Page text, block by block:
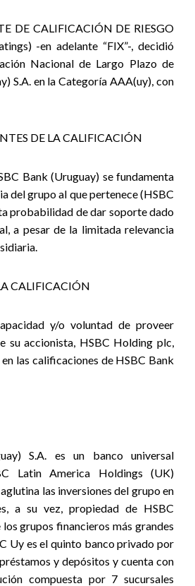
DE CALIFICACIÓN DE RIESGO
-en adelante “FIX”-, decidió
Nacional de Largo Plazo de
S.A. en la Categoría AAA(uy), con
DE LA CALIFICACIÓN
Bank (Uruguay) se fundamenta
del grupo al que pertenece (HSBC
probabilidad de dar soporte dado
a pesar de la limitada relevancia
CALIFICACIÓN
y/o voluntad de proveer
su accionista, HSBC Holding plc,
las calificaciones de HSBC Bank
S.A. es un banco universal
Latin America Holdings (UK)
las inversiones del grupo en
a su vez, propiedad de HSBC
grupos financieros más grandes
Uy es el quinto banco privado por
y depósitos y cuenta con
compuesta por 7 sucursales